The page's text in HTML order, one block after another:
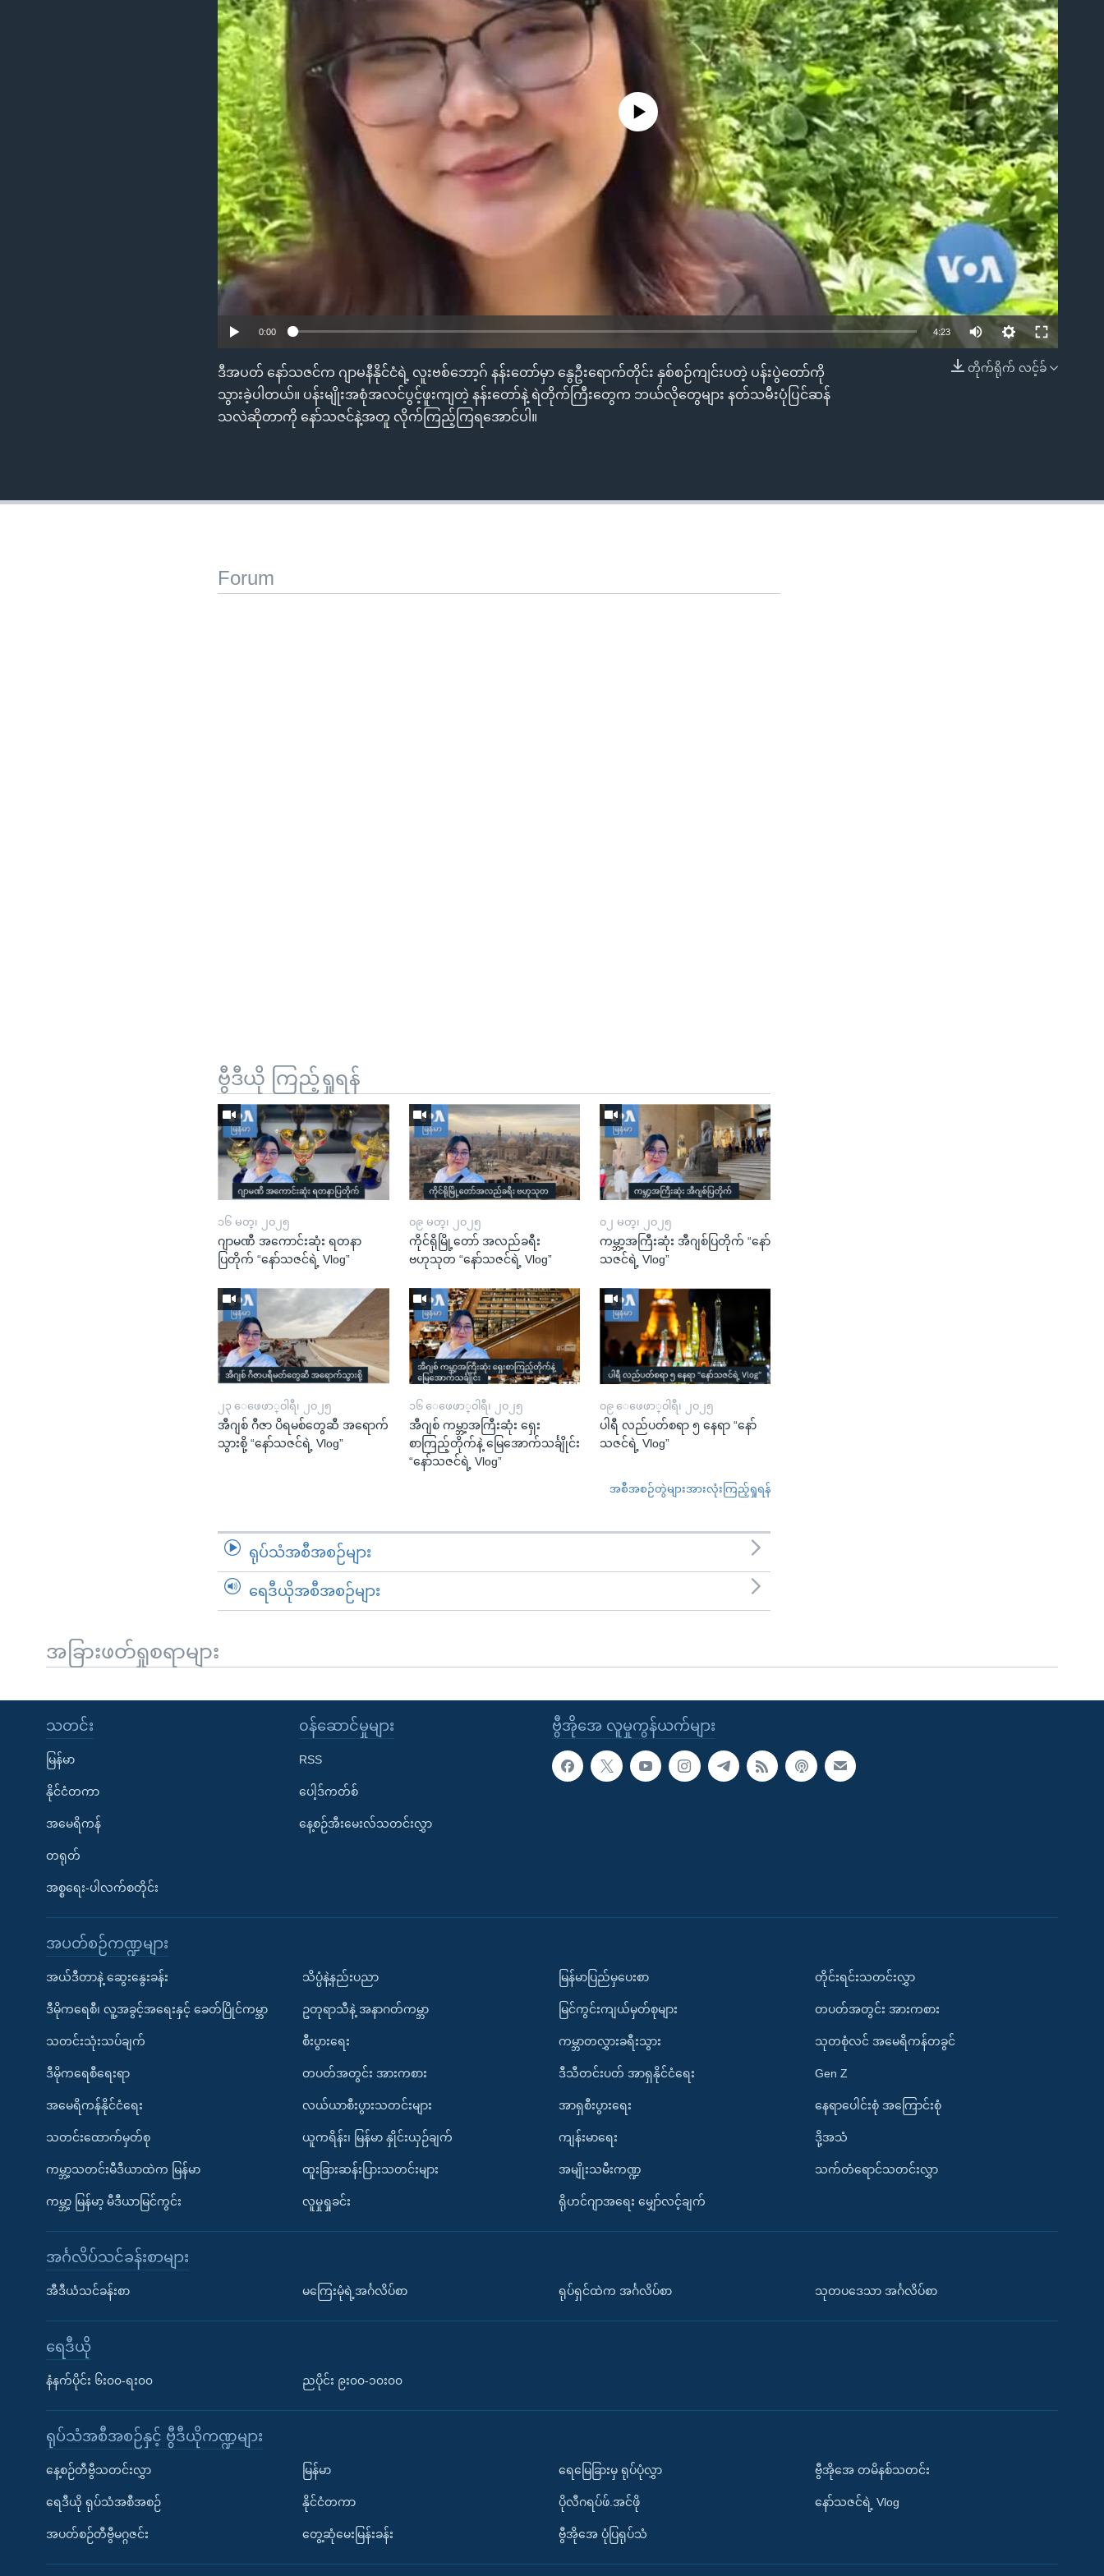
EMBED
No media source currently available
0:00 4:23
တိုက်ရိုက် လင့်ခ်
ဒီအပတ် နော်သဇင်က ဂျာမနီနိုင်ငံရဲ့ လူးဗစ်ဘော့ဂ် နန်းတော်မှာ နွေဦးရောက်တိုင်း နှစ်စဉ်ကျင်းပတဲ့ ပန်းပွဲတော်ကို
သွားခဲ့ပါတယ်။ ပန်းမျိုးအစုံအလင်ပွင့်ဖူးကျတဲ့ နန်းတော်နဲ့ ရဲတိုက်ကြီးတွေက ဘယ်လိုတွေများ နတ်သမီးပုံပြင်ဆန်
သလဲဆိုတာကို နော်သဇင်နဲ့အတူ လိုက်ကြည့်ကြရအောင်ပါ။
Forum
ဗွီဒီယို ကြည့်ရှုရန်
၁၆ မတ္၊ ၂၀၂၅
ဂျာမဏီ အကောင်းဆုံး ရတနာ
ပြတိုက် “နော်သဇင်ရဲ့ Vlog”
၀၉ မတ္၊ ၂၀၂၅
ကိုင်ရိုမြို့တော် အလည်ခရီး
ဗဟုသုတ “နော်သဇင်ရဲ့ Vlog”
၀၂ မတ္၊ ၂၀၂၅
ကမ္ဘာ့အကြီးဆုံး အီဂျစ်ပြတိုက် “နော်
သဇင်ရဲ့ Vlog”
၂၃ ေဖေဖာ္၀ါရီ၊ ၂၀၂၅
အီဂျစ် ဂီဇာ ပိရမစ်တွေဆီ အရောက်
သွားစို့ “နော်သဇင်ရဲ့ Vlog”
၁၆ ေဖေဖာ္၀ါရီ၊ ၂၀၂၅
အီဂျစ် ကမ္ဘာ့အကြီးဆုံး ရှေး
စာကြည့်တိုက်နဲ့ မြေအောက်သင်္ချိုင်း
“နော်သဇင်ရဲ့ Vlog”
၀၉ ေဖေဖာ္၀ါရီ၊ ၂၀၂၅
ပါရီ လည်ပတ်စရာ ၅ နေရာ “နော်
သဇင်ရဲ့ Vlog”
အစီအစဉ်တွဲများအားလုံးကြည့်ရှုရန်
ရုပ်သံအစီအစဉ်များ
ရေဒီယိုအစီအစဉ်များ
အခြားဖတ်ရှုစရာများ
ဗွီအိုအေ လူမှုကွန်ယက်များ
သတင်း
မြန်မာ
နိုင်ငံတကာ
အမေရိကန်
တရုတ်
အစ္စရေး-ပါလက်စတိုင်း
၀န်ဆောင်မှုများ
RSS
ပေါ့ဒ်ကတ်စ်
နေ့စဉ်အီးမေးလ်သတင်းလွှာ
အပတ်စဉ်ကဏ္ဍများ
အယ်ဒီတာနဲ့ ဆွေးနွေးခန်း
ဒီမိုကရေစီ၊ လူ့အခွင့်အရေးနှင့် ခေတ်ပြိုင်ကမ္ဘာ
သတင်းသုံးသပ်ချက်
ဒီမိုကရေစီရေးရာ
အမေရိကန်နိုင်ငံရေး
သတင်းထောက်မှတ်စု
ကမ္ဘာ့သတင်းမီဒီယာထဲက မြန်မာ
ကမ္ဘာ့ မြန်မာ့ မီဒီယာမြင်ကွင်း
သိပ္ပံနဲ့နည်းပညာ
ဥတုရာသီနဲ့ အနာဂတ်ကမ္ဘာ
စီးပွားရေး
တပတ်အတွင်း အားကစား
လယ်ယာစီးပွားသတင်းများ
ယူကရိန်း၊ မြန်မာ နှိုင်းယှဉ်ချက်
ထူးခြားဆန်းပြားသတင်းများ
လူမှုရှုခင်း
မြန်မာပြည်မှပေးစာ
မြင်ကွင်းကျယ်မှတ်စုများ
ကမ္ဘာတလွှားခရီးသွား
ဒီသီတင်းပတ် အာရှနိုင်ငံရေး
အာရှစီးပွားရေး
ကျန်းမာရေး
အမျိုးသမီးကဏ္ဍ
ရိုဟင်ဂျာအရေး မျှော်လင့်ချက်
တိုင်းရင်းသတင်းလွှာ
တပတ်အတွင်း အားကစား
သုတစုံလင် အမေရိကန်တခွင်
Gen Z
နေရာပေါင်းစုံ အကြောင်းစုံ
ဒို့အသံ
သက်တံရောင်သတင်းလွှာ
အင်္ဂလိပ်သင်ခန်းစာများ
အီဒီယံသင်ခန်းစာ မကြေးမုံရဲ့အင်္ဂလိပ်စာ ရုပ်ရှင်ထဲက အင်္ဂလိပ်စာ သုတပဒေသာ အင်္ဂလိပ်စာ
ရေဒီယို
နံနက်ပိုင်း ၆း၀၀-ရး၀၀ ညပိုင်း ၉း၀၀-၁၀း၀၀
ရုပ်သံအစီအစဉ်နှင့် ဗွီဒီယိုကဏ္ဍများ
နေ့စဉ်တီဗွီသတင်းလွှာ
ရေဒီယို ရုပ်သံအစီအစဉ်
အပတ်စဉ်တီဗွီမဂ္ဂဇင်း
မြန်မာ
နိုင်ငံတကာ
တွေ့ဆုံမေးမြန်းခန်း
ရေမြေခြားမှ ရုပ်ပုံလွှာ
ပိုလီဂရပ်ဖ်.အင်ဖို
ဗွီအိုအေ ပုံပြရုပ်သံ
ဗွီအိုအေ တမိနစ်သတင်း
နော်သဇင်ရဲ့ Vlog